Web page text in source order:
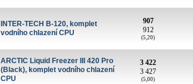
INTER-TECH B-120, komplet
vodního chlazení CPU
907
912
(5,20)
ARCTIC Liquid Freezer III 420 Pro
(Black), komplet vodního chlazení
CPU
3 422
3 427
(5,00)